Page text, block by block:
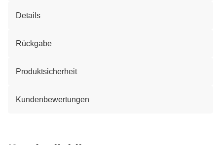
Details
Rückgabe
Produktsicherheit
Kundenbewertungen